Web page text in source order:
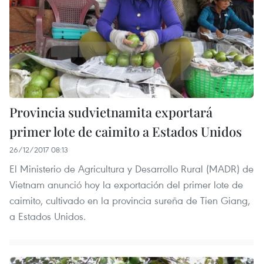
Provincia sudvietnamita exportará
primer lote de caimito a Estados Unidos
26/12/2017 08:13
El Ministerio de Agricultura y Desarrollo Rural (MADR) de
Vietnam anunció hoy la exportación del primer lote de
caimito, cultivado en la provincia sureña de Tien Giang,
a Estados Unidos.